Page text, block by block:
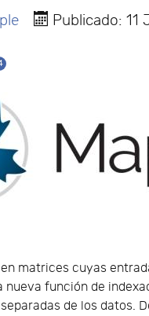
Publicado: 11
matrices cuyas
nueva función de
de los datos.